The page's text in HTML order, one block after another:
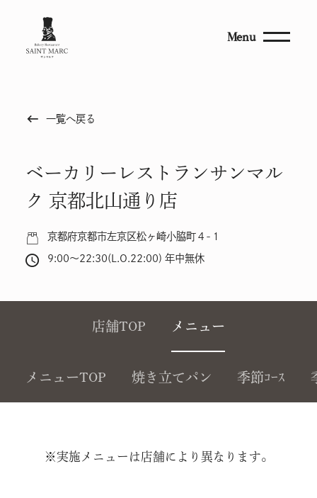
Menu
keyboard_backspace 一覧へ戻る
ベーカリーレストランサンマル
ク 京都北山通り店
京都府京都市左京区松ヶ崎小脇町４-１
9:00～22:30(L.O.22:00) 年中無休
店舗TOP メニュー
メニューTOP 焼き立てパン 季節ｺｰｽ
※実施メニューは店舗により異なります。